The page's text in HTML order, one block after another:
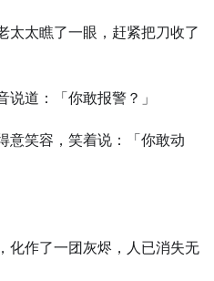
太太瞧了一眼，赶紧把刀收了
道：「你敢报警？」
意笑容，笑着说：「你敢动
化作了一团灰烬，人已消失无